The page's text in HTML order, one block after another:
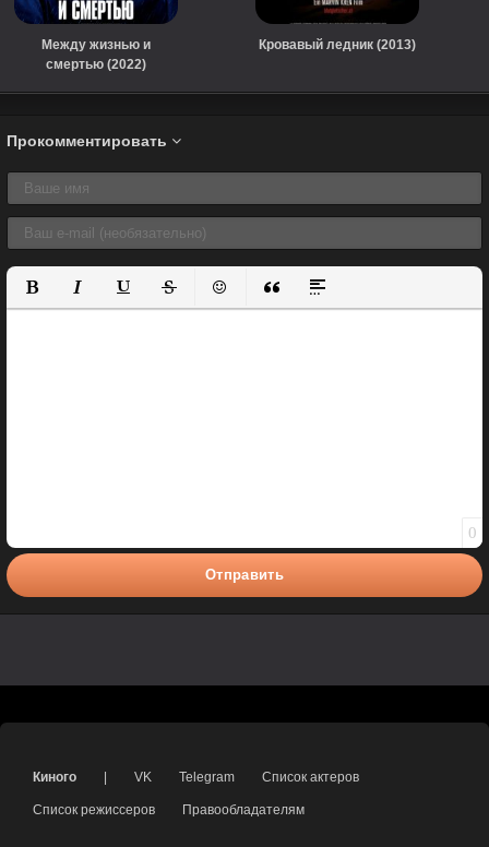
Между жизнью и
смертью (2022)
Кровавый ледник (2013)
Прокомментировать
Полужирный
КурсивПодчеркнутый
ЗачеркнутыйВставить смайлик
Вставка цитаты
Вставка спойлера
0
Отправить
Киного VK Telegram Список актеров
Список режиссеров Правообладателям